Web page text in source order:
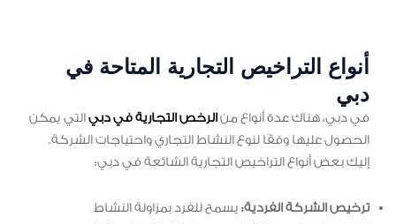
أنواع التراخيص التجارية المتاحة في
دبي
في دبي، هناك عدة أنواع منالرخص التجارية في دبيالتي يمكن
الحصول عليها وفقًا لنوع النشاط التجاري واحتياجات الشركة.
إليك بعض أنواع التراخيص التجارية الشائعة في دبي:
ترخيص الشركة الفردية: يسمح للفرد بمزاولة النشاط